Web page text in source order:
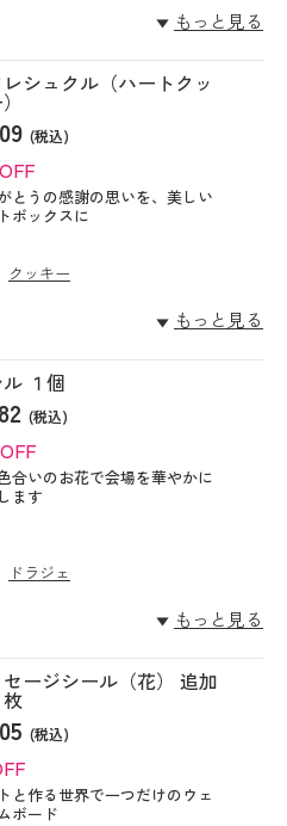
もっと見る
シュクル（ハートクッ
(税込)
とうの感謝の思いを、美しい
ボックスに
クッキー
もっと見る
１個
(税込)
合いのお花で会場を華やかに
ます
ドラジェ
もっと見る
ージシール（花） 追加
(税込)
と作る世界で一つだけのウェ
ボード